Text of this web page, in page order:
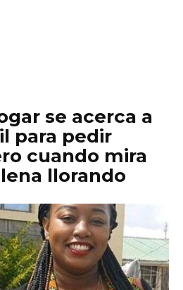
se acerca a
para pedir
cuando mira
llorando